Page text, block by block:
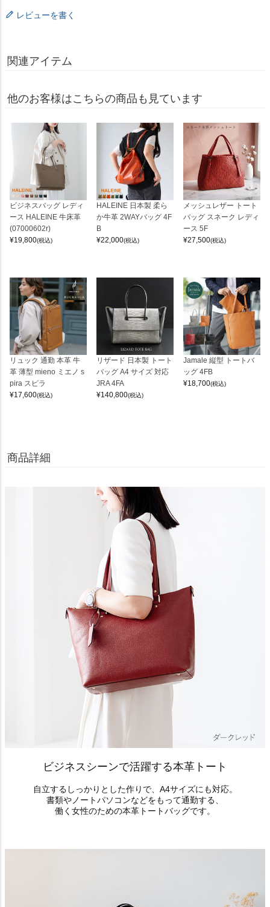
レビューを書く
関連アイテム
他のお客様はこちらの商品も見ています
ビジネスバッグ レディ
ース HALEINE 牛床革
(07000602r)
¥19,800(税込)
HALEINE 日本製 柔ら
か牛革 2WAYバッグ 4F
B
¥22,000(税込)
メッシュレザー トート
バッグ スネーク レディ
ース 5F
¥27,500(税込)
リュック 通勤 本革 牛
革 薄型 mieno ミエノ s
pira スピラ
¥17,600(税込)
リザード 日本製 トート
バッグ A4 サイズ 対応
JRA 4FA
¥140,800(税込)
Jamale 縦型 トートバ
ッグ 4FB
¥18,700(税込)
商品詳細
ビジネスシーンで活躍する本革トート
自立するしっかりとした作りで、A4サイズにも対応。
書類やノートパソコンなどをもって通勤する、
働く女性のための本革トートバッグです。